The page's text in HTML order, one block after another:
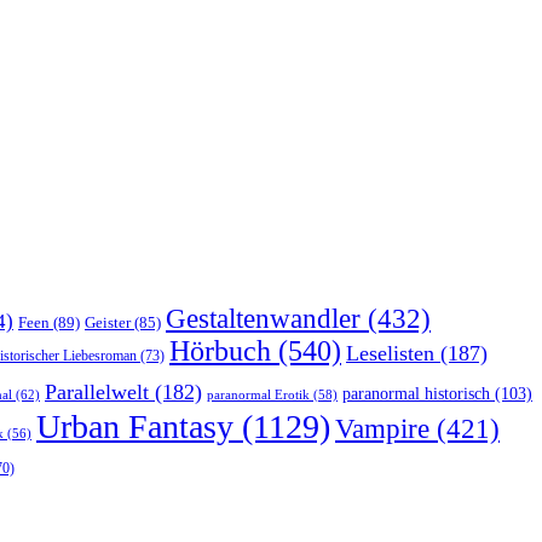
Feen (89) Geister(85) Gestaltenwandler (432)
Liebesroman (73) Hörbuch (540) Leselisten (187)
(62) Parallelwelt (182) paranormal Erotik (58) paranormal historisch (103)
(56) Urban Fantasy (1129) Vampire (421)